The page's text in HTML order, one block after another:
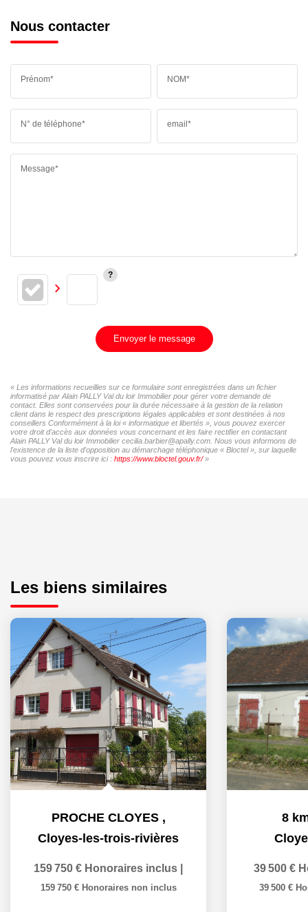
Nous contacter
Prénom* NOM*
N° de téléphone* email*
Message*
Envoyer le message
« Les informations recueillies sur ce formulaire sont enregistrées dans un fichier
informatisé par Alain PALLY Val du loir Immobilier pour gérer votre demande de
contact. Elles sont conservées pour la durée nécessaire à la gestion de la relation
client dans le respect des prescriptions légales applicables et sont destinées à nos
conseillers Conformément à la loi « informatique et libertés », vous pouvez exercer
votre droit d'accès aux données vous concernant et les faire rectifier en contactant
Alain PALLY Val du loir Immobilier cecilia.barbier@apally.com. Nous vous informons de
l'existence de la liste d'opposition au démarchage téléphonique « Bloctel », sur laquelle
vous pouvez vous inscrire ici : https://www.bloctel.gouv.fr/»
Les biens similaires
PROCHE CLOYES ,
Cloyes-les-trois-rivières
159 750 € Honoraires inclus
159 750 € Honoraires non inclus
8
39 500 €
39 500 €